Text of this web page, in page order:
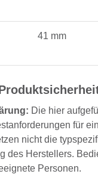
41 mm
Die hier
für
nicht die
des Herstellers.
Personen.